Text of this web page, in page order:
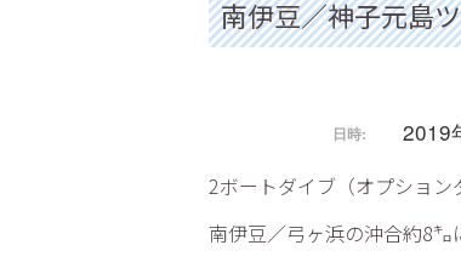
南伊豆／神子元島
日時: 2019
2ボートダイブ（オプション
南伊豆／弓ヶ浜の沖合約8㌔